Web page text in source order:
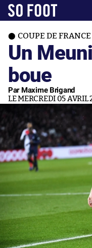
COUPE DE FRANCE
Un
boue
Par Maxime Brigand
LE MERCREDI 05 AVRIL